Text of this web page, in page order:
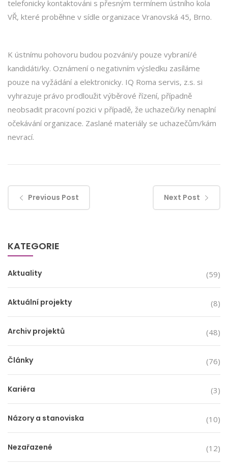
telefonicky kontaktováni s přesným termínem ústního kola
VŘ, které proběhne v sídle organizace Vranovská 45, Brno.
K ústnímu pohovoru budou pozváni/y pouze vybraní/é
kandidáti/ky. Oznámení o negativním výsledku zasíláme
pouze na vyžádání a elektronicky. IQ Roma servis, z.s. si
vyhrazuje právo prodloužit výběrové řízení, případně
neobsadit pracovní pozici v případě, že uchazeči/ky nenaplní
očekávání organizace. Zaslané materiály se uchazečům/kám
nevrací.
Previous Post Next Post
KATEGORIE
Aktuality (59)
Aktuální projekty (8)
Archiv projektů (48)
Články (76)
Kariéra (3)
Názory a stanoviska (10)
Nezařazené (12)